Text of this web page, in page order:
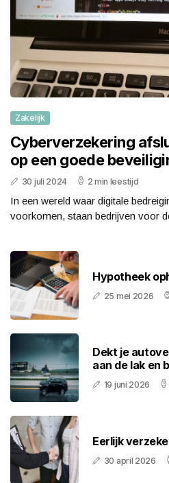
Zakelijk
Cyberverzekering
op een goede
30 juli 2024 2 min leestijd
In een wereld waar digitale
voorkomen, staan bedrijven voor
Hypotheek
25 mei 2026
Dekt je
aan de lak en
19 juni 2026
Eerlijk
30 april 2026